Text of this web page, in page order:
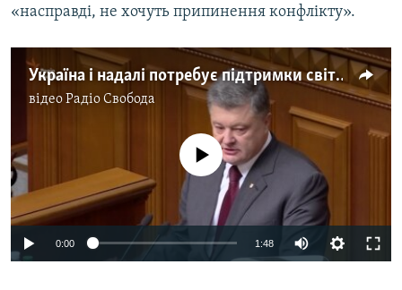
«насправді, не хочуть припинення конфлікту».
Україна і надалі потребує підтримки світу – Порошенко (відео)
відеоРадіо Свобода
No media source currently available
0:00 1:48